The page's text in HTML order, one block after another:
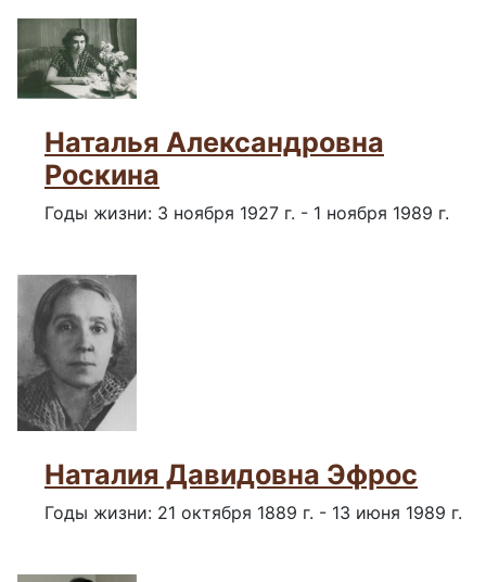
Наталья Александровна
Роскина
Годы жизни: 3 ноября 1927 г. - 1 ноября 1989 г.
Наталия Давидовна Эфрос
Годы жизни: 21 октября 1889 г. - 13 июня 1989 г.